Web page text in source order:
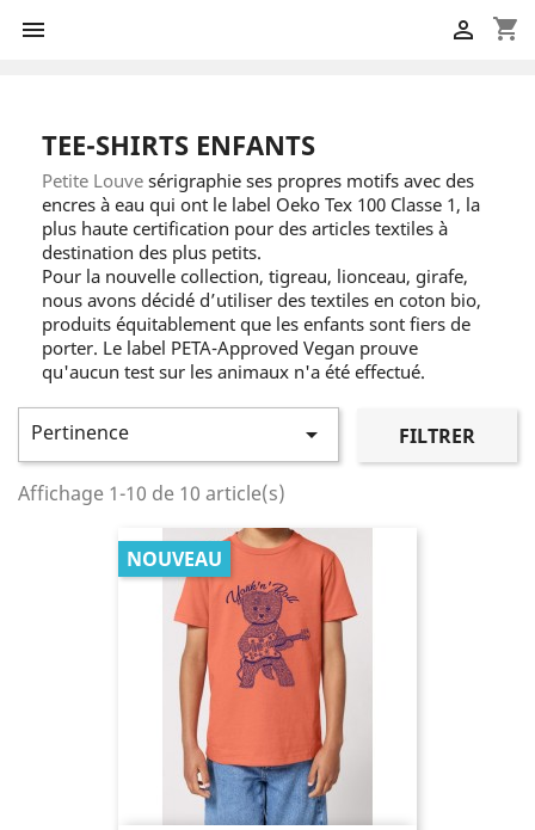
 shopping_cart

TEE-SHIRTS ENFANTS
Petite Louve sérigraphie ses propres motifs avec des
encres à eau qui ont le label Oeko Tex 100 Classe 1, la
plus haute certification pour des articles textiles à
destination des plus petits.
Pour la nouvelle collection, tigreau, lionceau, girafe,
nous avons décidé d’utiliser des textiles en coton bio,
produits équitablement que les enfants sont fiers de
porter. Le label PETA-Approved Vegan prouve
qu'aucun test sur les animaux n'a été effectué.
Pertinence  FILTRER
Affichage 1-10 de 10 article(s)
NOUVEAU